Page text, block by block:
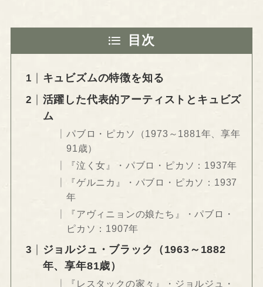
目次
キュビズムの特徴を知る
活躍した代表的アーティストとキュビズ
ム
パブロ・ピカソ（1973～1881年、享年
91歳）
『泣く女』・パブロ・ピカソ：1937年
『ゲルニカ』・パブロ・ピカソ：1937
年
『アヴィニョンの娘たち』・パブロ・
ピカソ：1907年
ジョルジュ・ブラック（1963～1882
年、享年81歳）
『レスタックの家々』・ジョルジュ・